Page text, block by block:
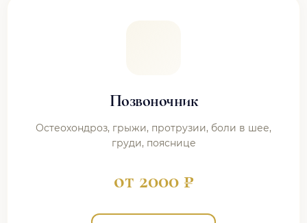
Позвоночник
Остеохондроз, грыжи, протрузии, боли в шее,
груди, пояснице
от 2000 ₽